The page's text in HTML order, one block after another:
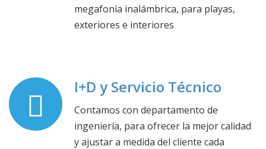
megafonía inalámbrica, para playas,
exteriores e interiores
I+D y Servicio Técnico
Contamos con departamento de
ingeniería, para ofrecer la mejor calidad
y ajustar a medida del cliente cada